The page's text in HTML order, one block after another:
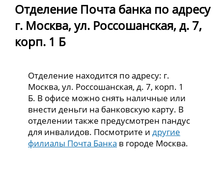
Отделение Почта банка по адресу
г. Москва, ул. Россошанская, д. 7,
корп. 1 Б
Отделение находится по адресу: г.
Москва, ул. Россошанская, д. 7, корп. 1
Б. В офисе можно снять наличные или
внести деньги на банковскую карту. В
отделении также предусмотрен пандус
для инвалидов. Посмотрите идругие
филиалы Почта Банка в городе Москва.